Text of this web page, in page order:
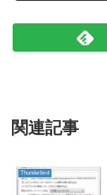
関連記事
Thunderbird